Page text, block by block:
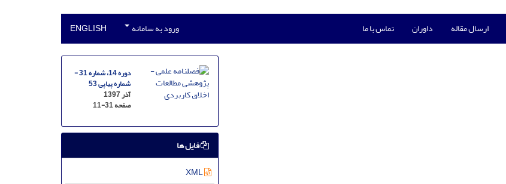
ارسال مقاله داوران تماس با ما ورود به سامانه ENGLISH
دوره 14، شماره 31 -
شماره پیاپی 53
آذر 1397
صفحه11-31
فایل ها
XML